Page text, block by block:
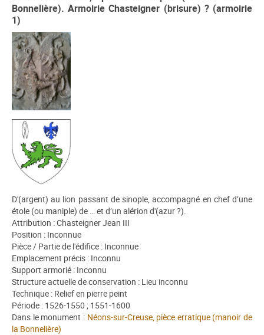
Bonnelière). Armoirie Chasteigner (brisure) ? (armoirie
1)
D'(argent) au lion passant de sinople, accompagné en chef d’une
étole (ou maniple) de … et d’un alérion d'(azur ?).
Attribution : Chasteigner Jean III
Position : Inconnue
Pièce / Partie de l'édifice : Inconnue
Emplacement précis : Inconnu
Support armorié : Inconnu
Structure actuelle de conservation : Lieu inconnu
Technique : Relief en pierre peint
Période : 1526-1550 ; 1551-1600
Dans le monument : Néons-sur-Creuse, pièce erratique (manoir de
la Bonnelière)